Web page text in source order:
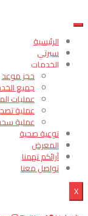
الرئيسية
سيرتي
الخدمات
حجز موعد
جميع
عمليات
عملية
عملية
توعية صحية
المعرض
آرائكم تهمنا
تواصل معنا
X